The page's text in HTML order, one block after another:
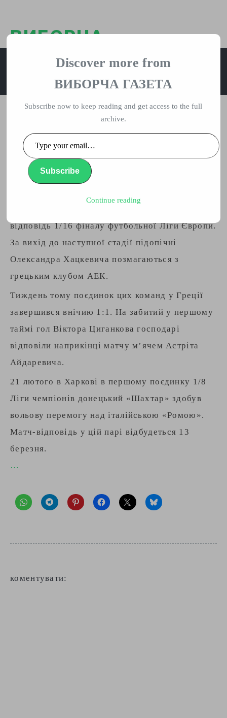
ВИБОРЧАГАЗЕТА
влада, вибори, народ
Футбол: «Динамо» прийме АЕК у
Лізі Європи
By Gromada | 02/22/2018 |
відповідь 1/16 фіналу футбольної Ліги Європи.
За вихід до наступної стадії підопічні
Олександра Хацкевича позмагаються з
грецьким клубом АЕК.
Тиждень тому поєдинок цих команд у Греції
завершився внічию 1:1. На забитий у першому
таймі гол Віктора Циганкова господарі
відповіли наприкінці матчу м’ячем Астріта
Айдаревича.
21 лютого в Харкові в першому поєдинку 1/8
Ліги чемпіонів донецький «Шахтар» здобув
вольову перемогу над італійською «Ромою».
Матч-відповідь у цій парі відбудеться 13
березня.
…
коментувати:
Discover more from
ВИБОРЧА ГАЗЕТА
Subscribe now to keep reading and get access to the full
archive.
Type
your
email…
Subscribe
Continue reading